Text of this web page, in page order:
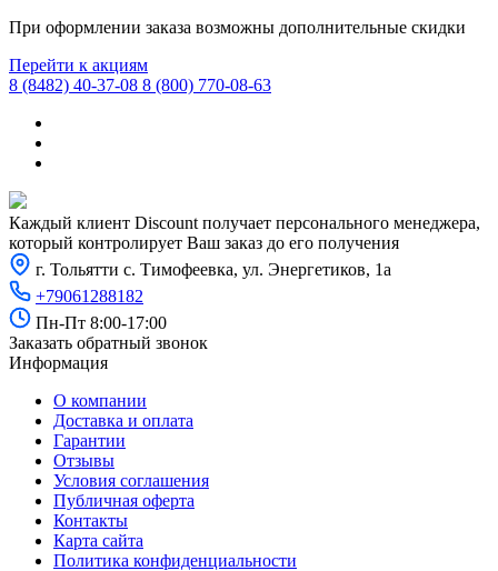
При оформлении заказа возможны дополнительные скидки
Перейти к акциям
8 (8482) 40-37-08 8 (800) 770-08-63
Каждый клиент Discount получает персонального менеджера,
который контролирует Ваш заказ до его получения
г. Тольятти с. Тимофеевка, ул. Энергетиков, 1а
+79061288182
Пн-Пт 8:00-17:00
Заказать обратный звонок
Информация
О компании
Доставка и оплата
Гарантии
Отзывы
Условия соглашения
Публичная оферта
Контакты
Карта сайта
Политика конфиденциальности